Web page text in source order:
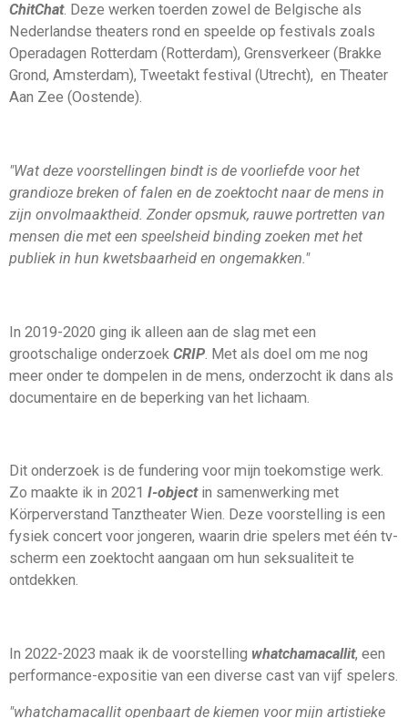
ChitChat. Deze werken toerden zowel de Belgische als
Nederlandse theaters rond en speelde op festivals zoals
Operadagen Rotterdam (Rotterdam), Grensverkeer (Brakke
Grond, Amsterdam), Tweetakt festival (Utrecht), en Theater
Aan Zee (Oostende).
"Wat deze voorstellingen bindt is de voorliefde voor het
grandioze breken of falen en de zoektocht naar de mens in
zijn onvolmaaktheid. Zonder opsmuk, rauwe portretten van
mensen die met een speelsheid binding zoeken met het
publiek in hun kwetsbaarheid en ongemakken."
In 2019-2020 ging ik alleen aan de slag met een
grootschalige onderzoek CRIP . Met als doel om me nog
meer onder te dompelen in de mens, onderzocht ik dans als
documentaire en de beperking van het lichaam.
Dit onderzoek is de fundering voor mijn toekomstige werk.
Zo maakte ik in 2021 I-objectin samenwerking met
Körperverstand Tanztheater Wien. Deze voorstelling is een
fysiek concert voor jongeren, waarin drie spelers met één tv-
scherm een zoektocht aangaan om hun seksualiteit te
ontdekken.
In 2022-2023 maak ik de voorstelling whatchamacallit, een
performance-expositie van een diverse cast van vijf spelers.
"whatchamacallit openbaart de kiemen voor mijn artistieke